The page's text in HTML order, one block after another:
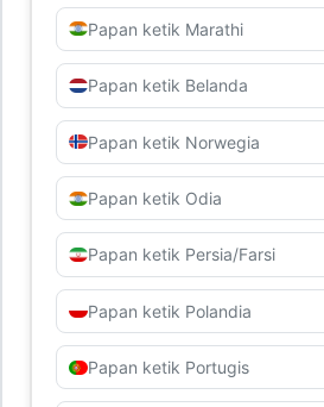
Papan ketik Marathi
Papan ketik Belanda
Papan ketik Norwegia
Papan ketik Odia
Papan ketik Persia/Farsi
Papan ketik Polandia
Papan ketik Portugis